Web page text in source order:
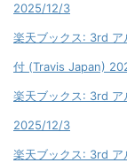
2025/12/3
楽天ブックス: 3rd
付 (Travis Japan)
楽天ブックス: 3rd
2025/12/3
楽天ブックス: 3rd ア